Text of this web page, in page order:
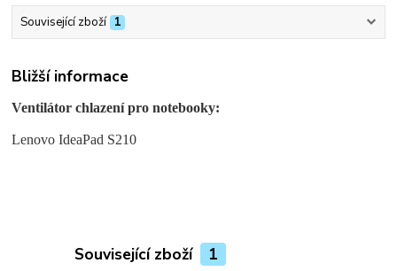
Související zboží 1
Bližší informace
Ventilátor chlazení pro notebooky:
Lenovo IdeaPad S210
Související zboží 1